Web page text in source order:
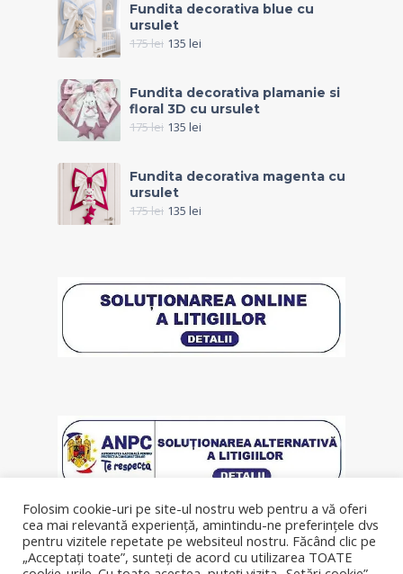
Fundita decorativa blue cu
ursulet
175lei 135 lei
Fundita decorativa plamanie si
floral 3D cu ursulet
175lei 135 lei
Fundita decorativa magenta cu
ursulet
175lei 135 lei
Folosim cookie-uri pe site-ul nostru web pentru a vă oferi
cea mai relevantă experiență, amintindu-ne preferințele dvs
pentru vizitele repetate pe websiteul nostru. Făcând clic pe
„Acceptați toate”, sunteți de acord cu utilizarea TOATE